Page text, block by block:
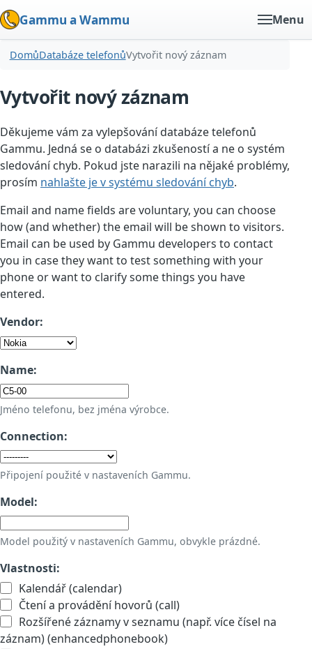
Gammu a Wammu Menu
DomůDatabáze telefonůVytvořit nový záznam
Vytvořit nový záznam
Děkujeme vám za vylepšování databáze telefonů
Gammu. Jedná se o databázi zkušeností a ne o systém
sledování chyb. Pokud jste narazili na nějaké problémy,
prosím nahlašte je v systému sledování chyb.
Email and name fields are voluntary, you can choose
how (and whether) the email will be shown to visitors.
Email can be used by Gammu developers to contact
you in case they want to test something with your
phone or want to clarify some things you have
entered.
Vendor:
Name:
Jméno telefonu, bez jména výrobce.
Connection:
Připojení použité v nastaveních Gammu.
Model:
Model použitý v nastaveních Gammu, obvykle prázdné.
Vlastnosti:
Kalendář (calendar)
Čtení a provádění hovorů (call)
Rozšířené záznamy v seznamu (např. více čísel na
záznam) (enhancedphonebook)